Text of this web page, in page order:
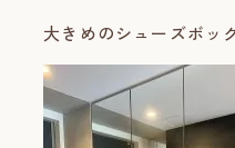
大きめのシューズボッ